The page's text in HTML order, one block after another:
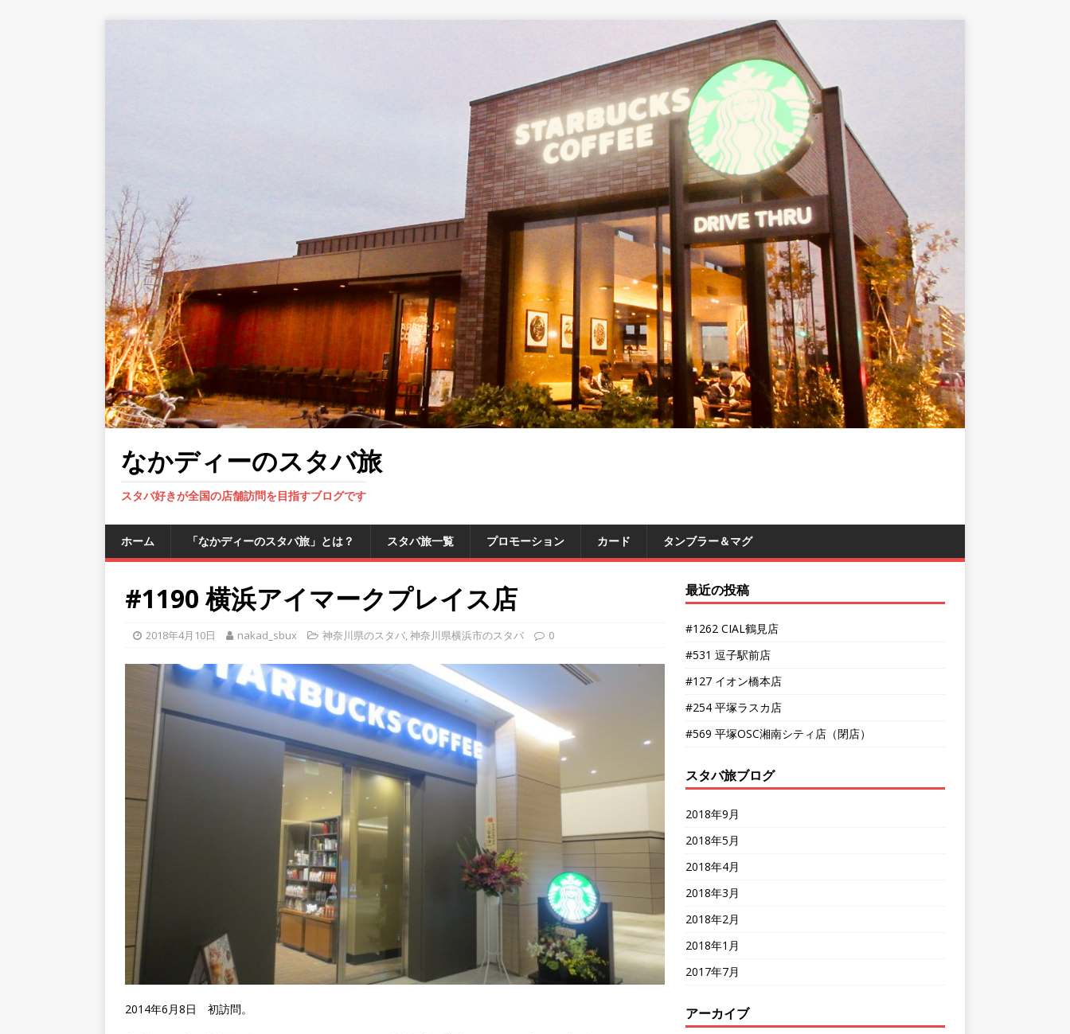
なかディーのスタバ旅
スタバ好きが全国の店舗訪問を目指すブログです
ホーム 「なかディーのスタバ旅」とは？ スタバ旅一覧 プロモーション カード タンブラー＆マグ
#1190 横浜アイマークプレイス店
2018年4月10日 nakad_sbux 神奈川県のスタバ 神奈川県横浜市のスタバ 0
2014年6月8日 初訪問。
最近の投稿
#1262 CIAL鶴見店
#531 逗子駅前店
#127 イオン橋本店
#254 平塚ラスカ店
#569 平塚OSC湘南シティ店（閉店）
スタバ旅ブログ
2018年9月
2018年5月
2018年4月
2018年3月
2018年2月
2018年1月
2017年7月
アーカイブ